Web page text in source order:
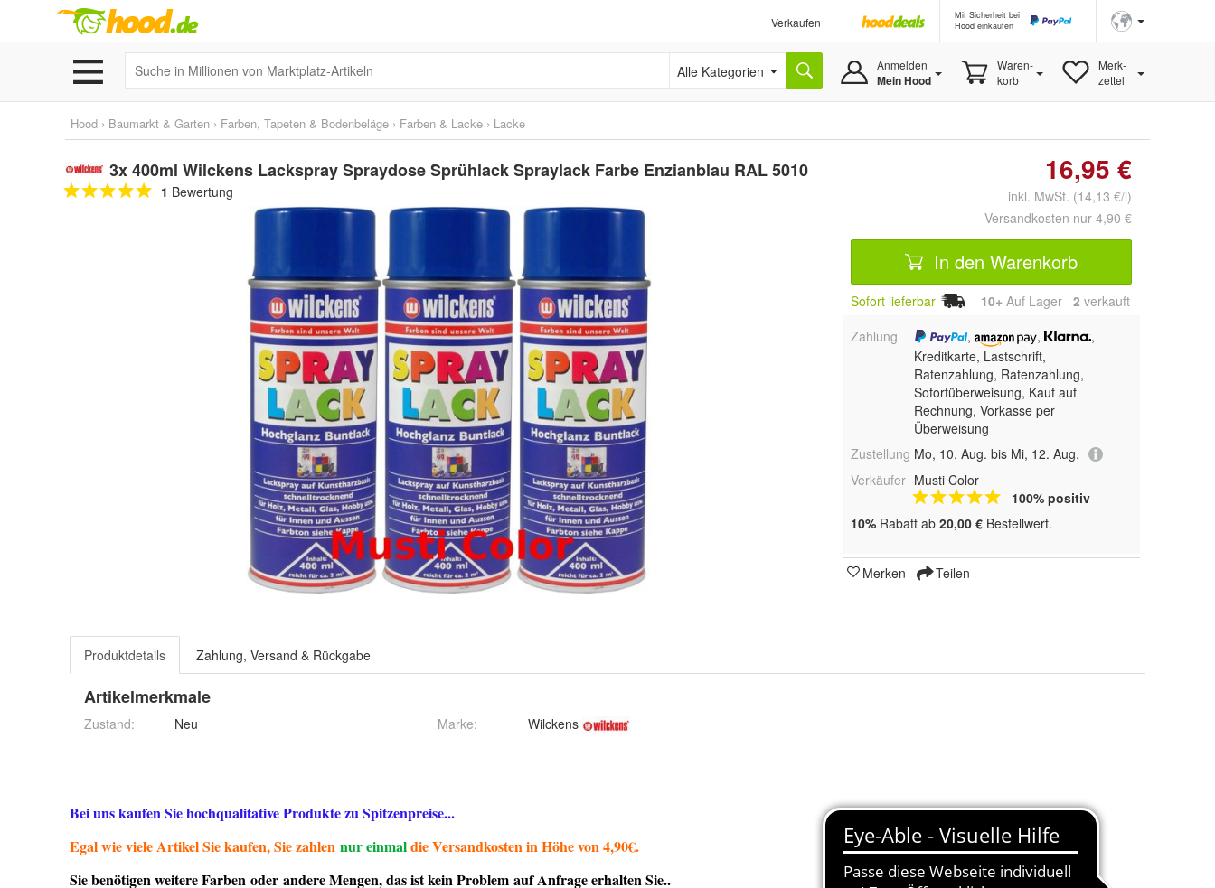
Verkaufen
Mit Sicherheit bei
Hood einkaufen
Alle Kategorien Anmelden
Mein Hood
Waren-
korb
Merk-
zettel
Hood › Baumarkt & Garten › Farben, Tapeten & Bodenbeläge › Farben & Lacke › Lacke
3x 400ml Wilckens Lackspray Spraydose Sprühlack Spraylack Farbe Enzianblau RAL 5010
1 Bewertung
16,95 €
inkl. MwSt. (14,13 €/l)
Versandkosten nur 4,90 €
In den Warenkorb
Sofort lieferbar 10+ Auf Lager 2 verkauft
Zahlung
, ,
,
Kreditkarte, Lastschrift,
Ratenzahlung, Ratenzahlung,
Sofortüberweisung, Kauf auf
Rechnung, Vorkasse per
Überweisung
Zustellung Mo, 10. Aug. bis Mi, 12. Aug.
Verkäufer Musti Color
100% positiv
10% Rabatt ab 20,00 € Bestellwert.
Merken Teilen
Produktdetails Zahlung, Versand & Rückgabe
Artikelmerkmale
Zustand: Neu Marke: Wilckens